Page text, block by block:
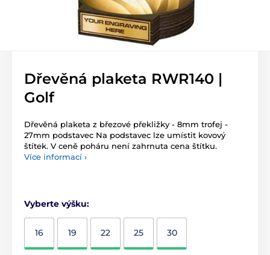
Dřevěná plaketa RWR140 |
Golf
Dřevěná plaketa z březové překližky - 8mm trofej -
27mm podstavec Na podstavec lze umístit kovový
štítek. V ceně poháru není zahrnuta cena štítku.
Více informací ›
Vyberte výšku:
16 19 22 25 30